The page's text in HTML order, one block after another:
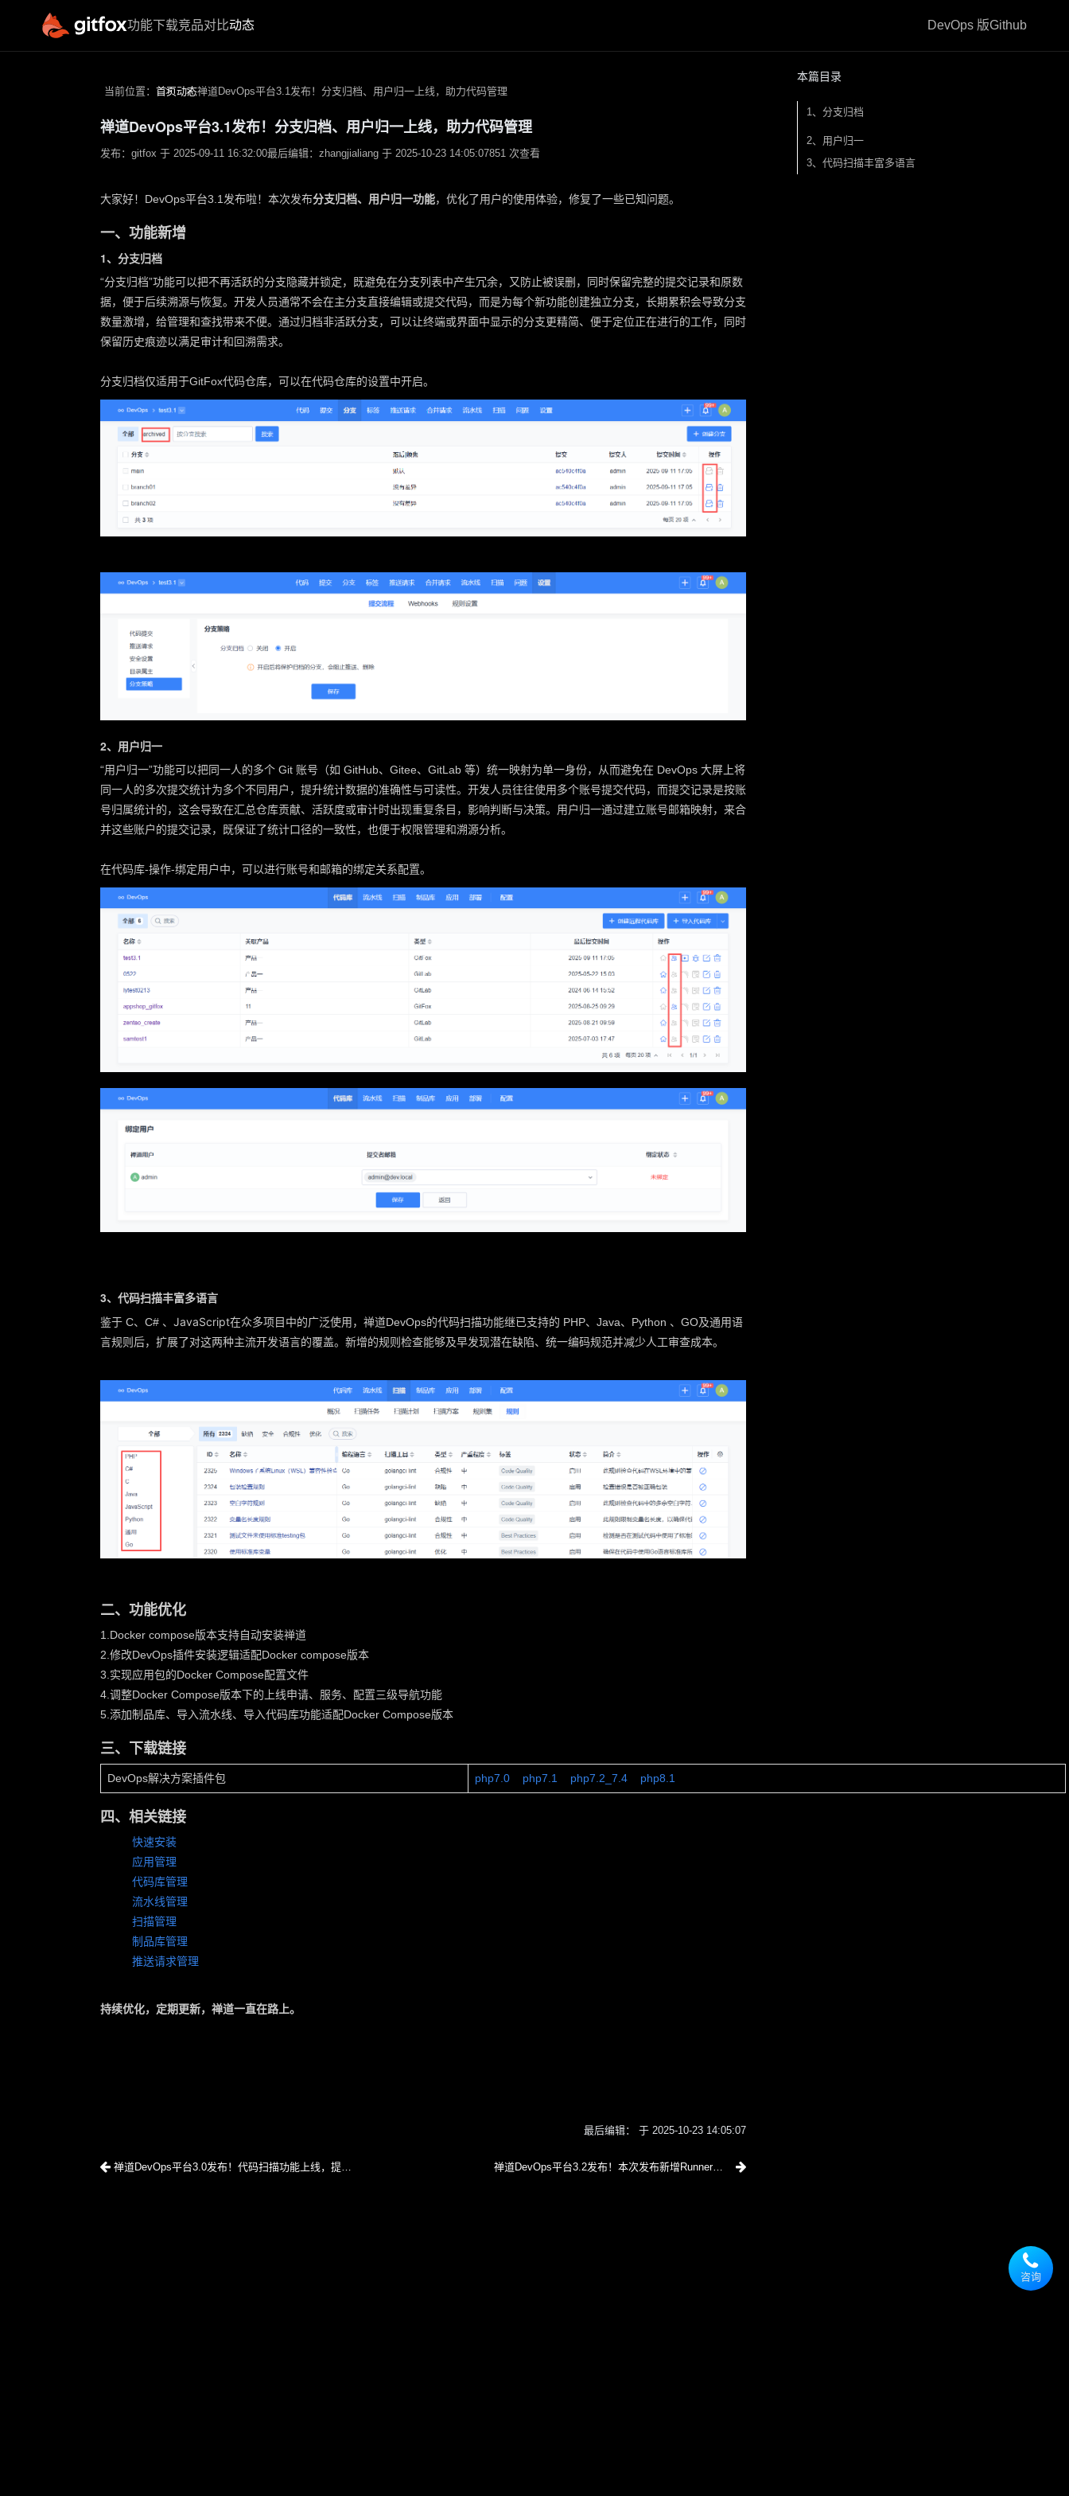
功能
源代码管理
制品库管理
代码扫描
代码评审
效能度量
代码回溯
进入功能
下载竞品对比动态 DevOps 版Github
咨询
理
高级客户经理
电话(微信)
QQ 号码
3684528290
wangzhaoning@chandao.com
当前位置： 首页动态禅道DevOps平台3.1发布！分支归档、用户归一上线，助力代码管理
禅道DevOps平台3.1发布！分支归档、用户归一上线，助力代码管理
发布：gitfox 于 2025-09-11 16:32:00最后编辑：zhangjialiang 于 2025-10-23 14:05:07851 次查看
大家好！DevOps平台3.1发布啦！本次发布分支归档、用户归一功能，优化了用户的使用体验，修复了一些已知问题。
一、功能新增
1、分支归档
“分支归档”功能可以把不再活跃的分支隐藏并锁定，既避免在分支列表中产生冗余，又防止被误删，同时保留完整的提交记录和原数
据，便于后续溯源与恢复。开发人员通常不会在主分支直接编辑或提交代码，而是为每个新功能创建独立分支，长期累积会导致分支
数量激增，给管理和查找带来不便。通过归档非活跃分支，可以让终端或界面中显示的分支更精简、便于定位正在进行的工作，同时
保留历史痕迹以满足审计和回溯需求。
分支归档仅适用于GitFox代码仓库，可以在代码仓库的设置中开启。
2、用户归一
“用户归一”功能可以把同一人的多个 Git 账号（如 GitHub、Gitee、GitLab 等）统一映射为单一身份，从而避免在 DevOps 大屏上将
同一人的多次提交统计为多个不同用户，提升统计数据的准确性与可读性。开发人员往往使用多个账号提交代码，而提交记录是按账
号归属统计的，这会导致在汇总仓库贡献、活跃度或审计时出现重复条目，影响判断与决策。用户归一通过建立账号邮箱映射，来合
并这些账户的提交记录，既保证了统计口径的一致性，也便于权限管理和溯源分析。
在代码库-操作-绑定用户中，可以进行账号和邮箱的绑定关系配置。
3、代码扫描丰富多语言
鉴于 C、C# 、 JavaScript在众多项目中的广泛使用，禅道DevOps的代码扫描功能继已支持的 PHP、Java、Python 、GO及通用语
言规则后，扩展了对这两种主流开发语言的覆盖。新增的规则检查能够及早发现潜在缺陷、统一编码规范并减少人工审查成本。
二、功能优化
1.Docker compose版本支持自动安装禅道
2.修改DevOps插件安装逻辑适配Docker compose版本
3.实现应用包的Docker Compose配置文件
4.调整Docker Compose版本下的上线申请、服务、配置三级导航功能
5.添加制品库、导入流水线、导入代码库功能适配Docker Compose版本
三、下载链接
DevOps解决方案插件包 php7.0 php7.1 php7.2_7.4 php8.1
四、相关链接
快速安装
应用管理
代码库管理
流水线管理
扫描管理
制品库管理
推送请求管理
持续优化，定期更新，禅道一直在路上。
最后编辑： 于 2025-10-23 14:05:07
禅道DevOps平台3.2发布！本次发布新增Runner管理功能
本篇目录
1、分支归档
2、用户归一
3、代码扫描丰富多语言